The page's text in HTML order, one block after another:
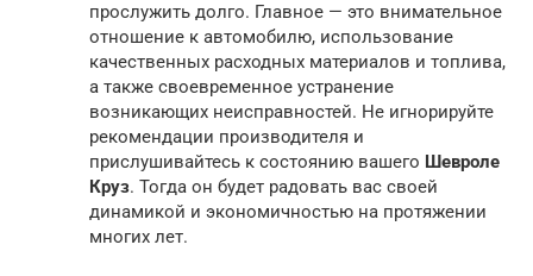
прослужить долго. Главное — это внимательное
отношение к автомобилю, использование
качественных расходных материалов и топлива,
а также своевременное устранение
возникающих неисправностей. Не игнорируйте
рекомендации производителя и
прислушивайтесь к состоянию вашего Шевроле
Круз. Тогда он будет радовать вас своей
динамикой и экономичностью на протяжении
многих лет.